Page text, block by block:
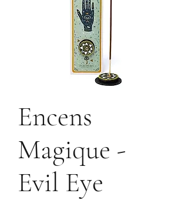
Encens
Magique -
Evil Eye